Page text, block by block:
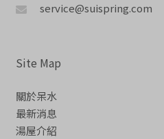
service@suispring.com
Site Map
關於呆水
最新消息
湯屋介紹